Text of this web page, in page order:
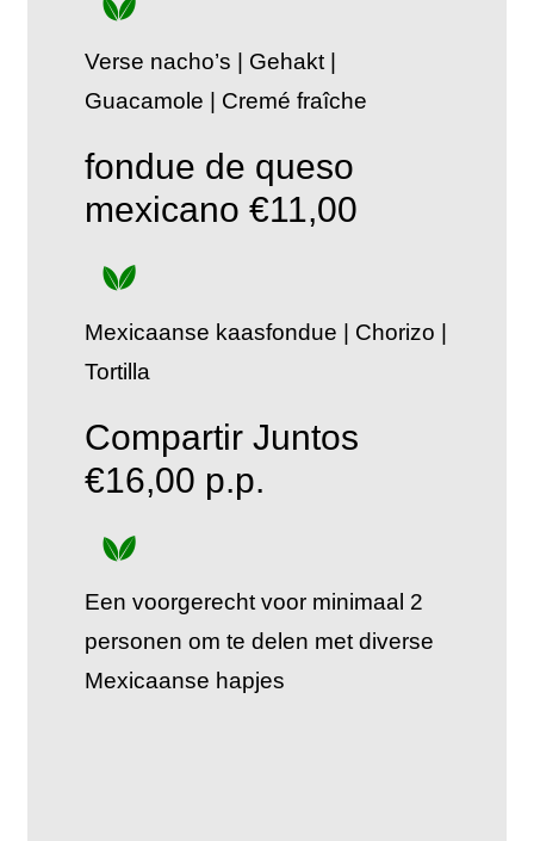
Verse nacho’s | Gehakt |
Guacamole | Cremé fraîche
fondue de queso
mexicano€11,00
Mexicaanse kaasfondue | Chorizo |
Tortilla
Compartir Juntos
€16,00 p.p.
Een voorgerecht voor minimaal 2
personen om te delen met diverse
Mexicaanse hapjes